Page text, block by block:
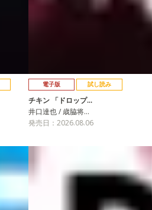
電子版 試し読み
チキン 「ドロップ…
井口達也 / 歳脇将…
発売日：2026.08.06